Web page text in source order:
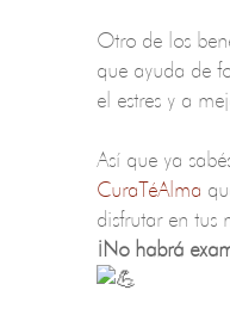
Otro de los
que ayuda de
el estres y a
Así que ya
CuraTéAlma
disfrutar en tus
¡No habrá